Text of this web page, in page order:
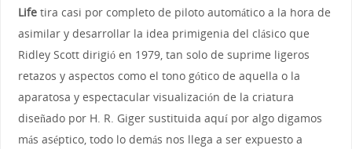
Lifetira casi por completo de piloto automático a la hora de
asimilar y desarrollar la idea primigenia del clásico que
Ridley Scott dirigió en 1979, tan solo de suprime ligeros
retazos y aspectos como el tono gótico de aquella o la
aparatosa y espectacular visualización de la criatura
diseñado por H. R. Giger sustituida aquí por algo digamos
más aséptico, todo lo demás nos llega a ser expuesto a